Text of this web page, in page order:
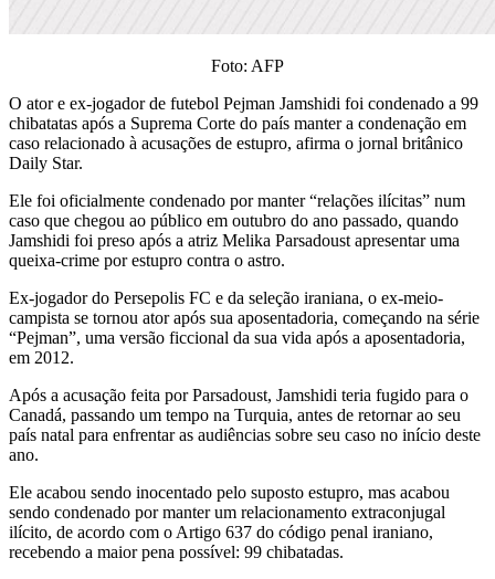
Foto: AFP
O ator e ex-jogador de futebol Pejman Jamshidi foi condenado a 99
chibatatas após a Suprema Corte do país manter a condenação em
caso relacionado à acusações de estupro, afirma o jornal britânico
Daily Star.
Ele foi oficialmente condenado por manter “relações ilícitas” num
caso que chegou ao público em outubro do ano passado, quando
Jamshidi foi preso após a atriz Melika Parsadoust apresentar uma
queixa-crime por estupro contra o astro.
Ex-jogador do Persepolis FC e da seleção iraniana, o ex-meio-
campista se tornou ator após sua aposentadoria, começando na série
“Pejman”, uma versão ficcional da sua vida após a aposentadoria,
em 2012.
Após a acusação feita por Parsadoust, Jamshidi teria fugido para o
Canadá, passando um tempo na Turquia, antes de retornar ao seu
país natal para enfrentar as audiências sobre seu caso no início deste
ano.
Ele acabou sendo inocentado pelo suposto estupro, mas acabou
sendo condenado por manter um relacionamento extraconjugal
ilícito, de acordo com o Artigo 637 do código penal iraniano,
recebendo a maior pena possível: 99 chibatadas.